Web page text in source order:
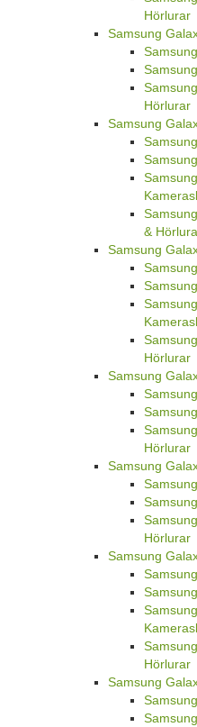
Hörlurar
Samsung
Hörlurar
Samsung
&
Samsung
Hörlurar
Samsung
Hörlurar
Samsung
Hörlurar
Samsung
Hörlurar
Samsung